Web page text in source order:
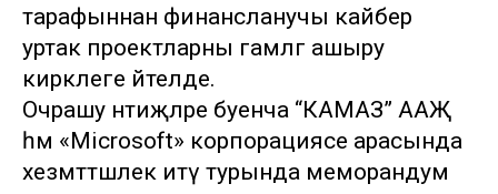
тарафыннан финансланучы кайбер
уртак проектларны гамәлгә ашыру
кирәклеге әйтелде.
Очрашу нәтиҗәләре буенча “КАМАЗ” ААҖ
һәм «Microsoft» корпорациясе арасында
хезмәттәшлек итү турында меморандум